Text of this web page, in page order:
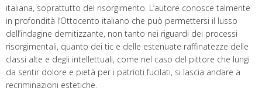
italiana, soprattutto del risorgimento. L’autore conosce talmente
in profondità l’Ottocento italiano che può permettersi il lusso
dell’indagine demitizzante, non tanto nei riguardi dei processi
risorgimentali, quanto dei tic e delle estenuate raffinatezze delle
classi alte e degli intellettuali, come nel caso del pittore che lungi
da sentir dolore e pietà per i patrioti fucilati, si lascia andare a
recriminazioni estetiche.